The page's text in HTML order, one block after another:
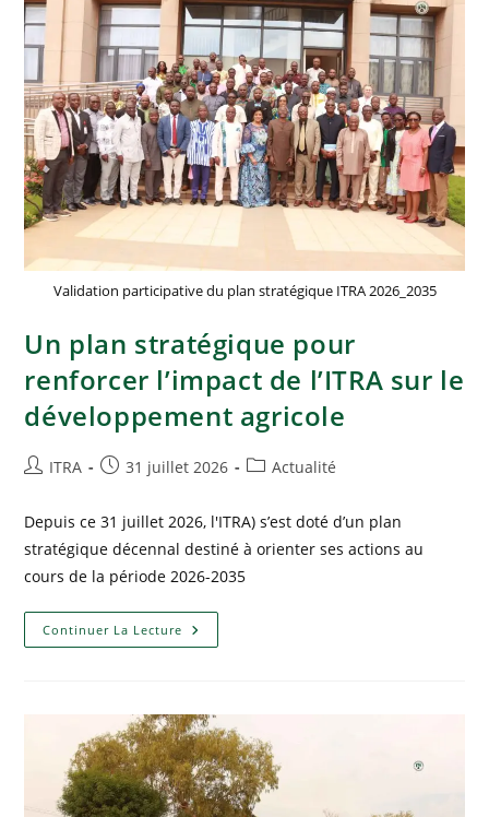
Validation participative du plan stratégique ITRA 2026_2035
Un plan stratégique pour
renforcer l’impact de l’ITRA sur le
développement agricole
ITRA 31 juillet 2026 Actualité
Depuis ce 31 juillet 2026, l'ITRA) s’est doté d’un plan
stratégique décennal destiné à orienter ses actions au
cours de la période 2026-2035
Continuer La Lecture